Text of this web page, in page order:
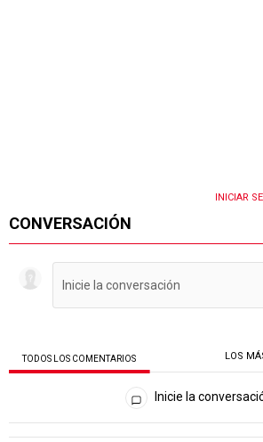
CONVERSACIÓN
INICIAR
TODOS LOS COMENTARIOS LOS
Todos los comentarios
Inicie la